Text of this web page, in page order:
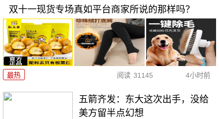
双十一现货专场真如平台商家所说的那样吗？
最热 阅读 31145 4小时前
五箭齐发：东大这次出手，没给
美方留半点幻想